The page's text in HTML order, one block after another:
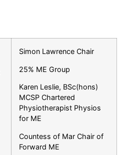
Simon Lawrence Chair
25% ME Group
Karen Leslie, BSc(hons)
MCSP Chartered
Physiotherapist Physios
for ME
Countess of Mar Chair of
Forward ME